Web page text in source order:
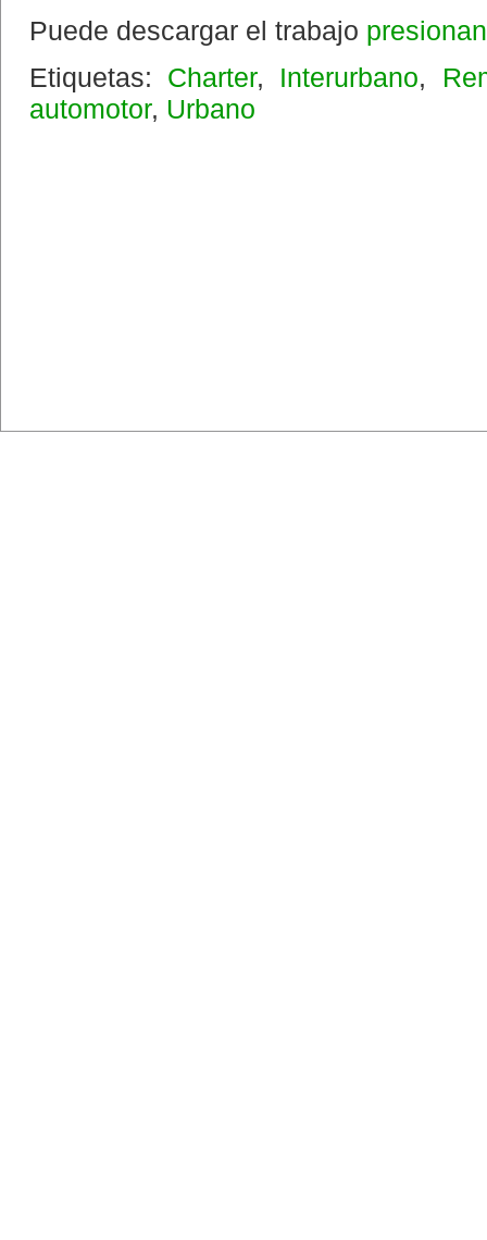
Puede descargar el trabajo
Etiquetas: Charter, Interurbano,
automotor, Urbano